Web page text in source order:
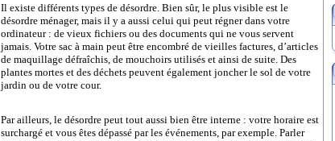
Il existe différents types de désordre. Bien sûr, le plus visible est le
désordre ménager, mais il y a aussi celui qui peut régner dans votre
ordinateur : de vieux fichiers ou des documents qui ne vous servent
jamais. Votre sac à main peut être encombré de vieilles factures, d’articles
de maquillage défraîchis, de mouchoirs utilisés et ainsi de suite. Des
plantes mortes et des déchets peuvent également joncher le sol de votre
jardin ou de votre cour.
Par ailleurs, le désordre peut tout aussi bien être interne : votre horaire est
surchargé et vous êtes dépassé par les événements, par exemple. Parler